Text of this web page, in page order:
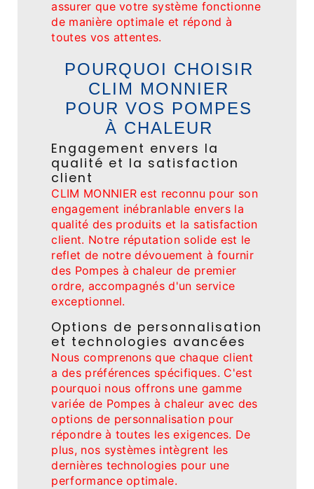
assurer que votre système fonctionne
de manière optimale et répond à
toutes vos attentes.
POURQUOI CHOISIR
CLIM MONNIER
POUR VOS POMPES
À CHALEUR
Engagement envers la
qualité et la satisfaction
client
CLIM MONNIER est reconnu pour son
engagement inébranlable envers la
qualité des produits et la satisfaction
client. Notre réputation solide est le
reflet de notre dévouement à fournir
des Pompes à chaleur de premier
ordre, accompagnés d'un service
exceptionnel.
Options de personnalisation
et technologies avancées
Nous comprenons que chaque client
a des préférences spécifiques. C'est
pourquoi nous offrons une gamme
variée de Pompes à chaleur avec des
options de personnalisation pour
répondre à toutes les exigences. De
plus, nos systèmes intègrent les
dernières technologies pour une
performance optimale.